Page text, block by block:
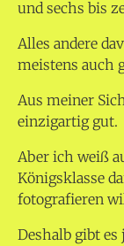
und sechs bis
Alles andere
meistens auch
Aus meiner
einzigartig gut.
Aber ich weiß
Königsklasse
fotografieren
Deshalb gibt